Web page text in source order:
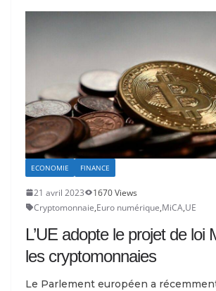
ECONOMIE FINANCE
21 avril 2023
1670 Views
Cryptomonnaie,Euro numérique,MiCA,UE
L’UE adopte le projet de loi
les cryptomonnaies
Le Parlement européen a